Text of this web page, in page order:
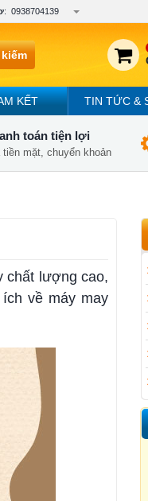
: 0938704139
KẾT TIN TỨC &
toán tiện lợi
tiền mặt, chuyển khoản
chất lượng cao,
về máy may